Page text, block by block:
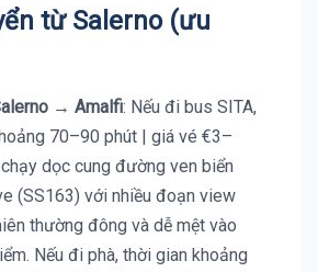
từ Salerno (ưu
→ Amalfi: Nếu đi bus SITA,
70–90 phút | giá vé €3–
dọc cung đường ven biển
(SS163) với nhiều đoạn view
thường đông và dễ mệt vào
Nếu đi phà, thời gian khoảng